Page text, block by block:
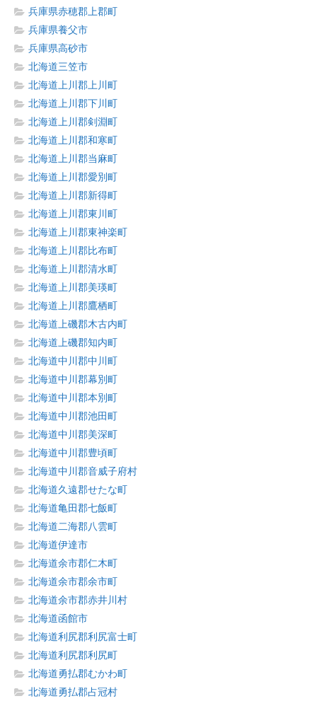
兵庫県赤穂郡上郡町
兵庫県養父市
兵庫県高砂市
北海道三笠市
北海道上川郡上川町
北海道上川郡下川町
北海道上川郡剣淵町
北海道上川郡和寒町
北海道上川郡当麻町
北海道上川郡愛別町
北海道上川郡新得町
北海道上川郡東川町
北海道上川郡東神楽町
北海道上川郡比布町
北海道上川郡清水町
北海道上川郡美瑛町
北海道上川郡鷹栖町
北海道上磯郡木古内町
北海道上磯郡知内町
北海道中川郡中川町
北海道中川郡幕別町
北海道中川郡本別町
北海道中川郡池田町
北海道中川郡美深町
北海道中川郡豊頃町
北海道中川郡音威子府村
北海道久遠郡せたな町
北海道亀田郡七飯町
北海道二海郡八雲町
北海道伊達市
北海道余市郡仁木町
北海道余市郡余市町
北海道余市郡赤井川村
北海道函館市
北海道利尻郡利尻富士町
北海道利尻郡利尻町
北海道勇払郡むかわ町
北海道勇払郡占冠村